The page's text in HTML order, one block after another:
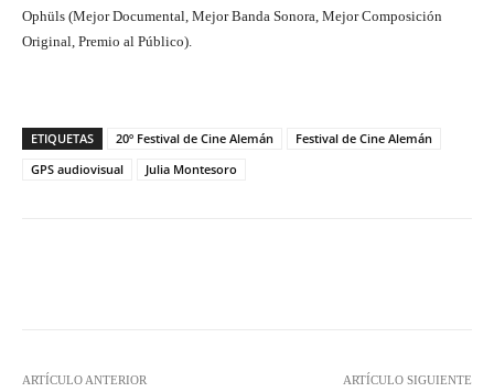
Ophüls (Mejor Documental, Mejor Banda Sonora, Mejor Composición
Original, Premio al Público).
ETIQUETAS 20º Festival de Cine Alemán
Festival de Cine Alemán
GPS audiovisual
Julia Montesoro
ARTÍCULO ANTERIOR ARTÍCULO SIGUIENTE